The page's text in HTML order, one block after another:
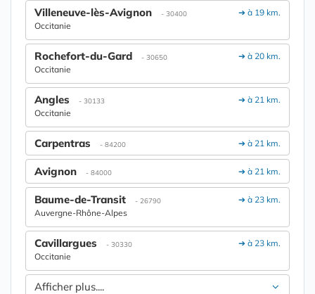
➔ à 19 km.
Villeneuve-lès-Avignon - 30400
Occitanie
➔ à 20 km.
Rochefort-du-Gard - 30650
Occitanie
➔ à 21 km.
Angles - 30133
Occitanie
➔ à 21 km.
Carpentras - 84200
➔ à 21 km.
Avignon - 84000
➔ à 23 km.
Baume-de-Transit - 26790
Auvergne-Rhône-Alpes
➔ à 23 km.
Cavillargues - 30330
Occitanie
Afficher plus....